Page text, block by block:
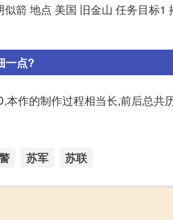
箭 地点 美国 旧金山 任务目标1
一点?
作的制作过程相当长,前后总共
苏军 苏联